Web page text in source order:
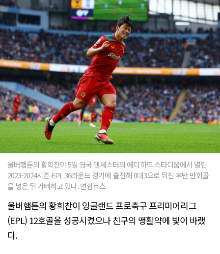
울버햄튼의 황희찬이 5일 영국 맨체스터의 에디하드 스타디움에서 열린
2023-2024시즌 EPL 36라운드 경기에 출전해 0대3으로 뒤진 후반 만회골
을 넣은 뒤 기뻐하고 있다. 연합뉴스
울버햄튼의 황희찬이 잉글랜드 프로축구 프리미어리그
(EPL) 12호골을 성공시켰으나 친구의 맹활약에 빛이 바랬
다.